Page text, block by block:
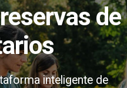
inteligente de